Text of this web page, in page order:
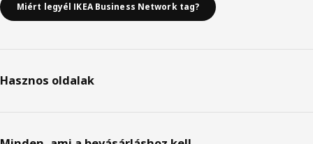
Miért legyél IKEA Business Network tag?
Hasznos oldalak